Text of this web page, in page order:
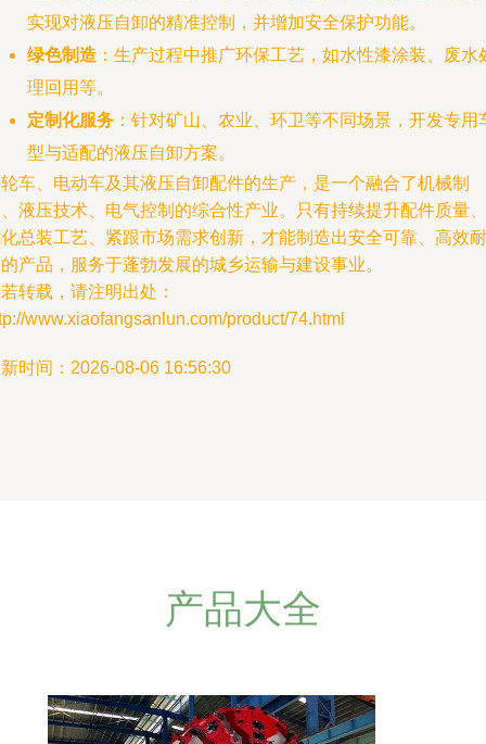
实现对液压自卸的精准控制，并增加安全保护功能。
绿色制造 ：生产过程中推广环保工艺，如水性漆涂装、废水
理回用等。
定制化服务 ：针对矿山、农业、环卫等不同场景，开发专用
型与适配的液压自卸方案。
车、电动车及其液压自卸配件的生产，是一个融合了机械制
液压技术、电气控制的综合性产业。只有持续提升配件质量、
总装工艺、紧跟市场需求创新，才能制造出安全可靠、高效耐
产品，服务于蓬勃发展的城乡运输与建设事业。
转载，请注明出处：
www.xiaofangsanlun.com/product/74.html
时间：2026-08-06 16:56:30
产品大全